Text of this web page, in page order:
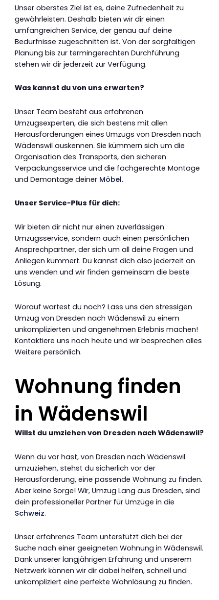
Unser oberstes Ziel ist es, deine Zufriedenheit zu
gewährleisten. Deshalb bieten wir dir einen
umfangreichen Service, der genau auf deine
Bedürfnisse zugeschnitten ist. Von der sorgfältigen
Planung bis zur termingerechten Durchführung
stehen wir dir jederzeit zur Verfügung.
Was kannst du von uns erwarten?
Unser Team besteht aus erfahrenen
Umzugsexperten, die sich bestens mit allen
Herausforderungen eines Umzugs von Dresden nach
Wädenswil auskennen. Sie kümmern sich um die
Organisation des Transports, den sicheren
Verpackungsservice und die fachgerechte Montage
und Demontage deiner Möbel.
Unser Service-Plus für dich:
Wir bieten dir nicht nur einen zuverlässigen
Umzugsservice, sondern auch einen persönlichen
Ansprechpartner, der sich um all deine Fragen und
Anliegen kümmert. Du kannst dich also jederzeit an
uns wenden und wir finden gemeinsam die beste
Lösung.
Worauf wartest du noch? Lass uns den stressigen
Umzug von Dresden nach Wädenswil zu einem
unkomplizierten und angenehmen Erlebnis machen!
Kontaktiere uns noch heute und wir besprechen alles
Weitere persönlich.
Wohnung finden
in Wädenswil
Willst du umziehen von Dresden nach Wädenswil?
Wenn du vor hast, von Dresden nach Wädenswil
umzuziehen, stehst du sicherlich vor der
Herausforderung, eine passende Wohnung zu finden.
Aber keine Sorge! Wir, Umzug Lang aus Dresden, sind
dein professioneller Partner für Umzüge in die
Schweiz.
Unser erfahrenes Team unterstützt dich bei der
Suche nach einer geeigneten Wohnung in Wädenswil.
Dank unserer langjährigen Erfahrung und unserem
Netzwerk können wir dir dabei helfen, schnell und
unkompliziert eine perfekte Wohnlösung zu finden.